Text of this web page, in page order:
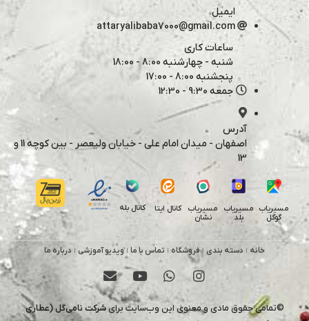
ایمیل
attaryalibaba7000@gmail.com
ساعات کاری
شنبه - چهارشنبه 8:00 - 18:00
پنجشنبه 8:00 - 17:00
جمعه 9:30 - 12:30
آدرس
اصفهان - میدان امام علی - خیابان ولیعصر - بین کوچه 11 و
13
مسیریاب
گوگل
مسیریاب
بلد
مسیریاب
نشان
کانال ایتا کانال بله
خانه دسته بندی فروشگاه تماس با ما ویدیو آموزشی درباره ما
©تمامی حقوق مادی و معنوی این وب‌سایت برایشرکت نامی‌گل (عطاری